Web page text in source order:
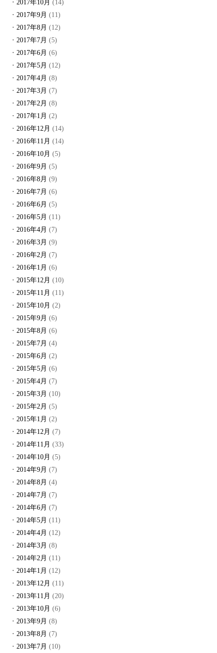
2017年10月 (14)
2017年9月 (11)
2017年8月 (12)
2017年7月 (5)
2017年6月 (6)
2017年5月 (12)
2017年4月 (8)
2017年3月 (7)
2017年2月 (8)
2017年1月 (2)
2016年12月 (14)
2016年11月 (14)
2016年10月 (5)
2016年9月 (5)
2016年8月 (9)
2016年7月 (6)
2016年6月 (5)
2016年5月 (11)
2016年4月 (7)
2016年3月 (9)
2016年2月 (7)
2016年1月 (6)
2015年12月 (10)
2015年11月 (11)
2015年10月 (2)
2015年9月 (6)
2015年8月 (6)
2015年7月 (4)
2015年6月 (2)
2015年5月 (6)
2015年4月 (7)
2015年3月 (10)
2015年2月 (5)
2015年1月 (2)
2014年12月 (7)
2014年11月 (33)
2014年10月 (5)
2014年9月 (7)
2014年8月 (4)
2014年7月 (7)
2014年6月 (7)
2014年5月 (11)
2014年4月 (12)
2014年3月 (8)
2014年2月 (11)
2014年1月 (12)
2013年12月 (11)
2013年11月 (20)
2013年10月 (6)
2013年9月 (8)
2013年8月 (7)
2013年7月 (10)